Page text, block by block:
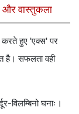
और वास्तुकला
करते हुए 'एक्स' पर
है। सफलता वही
विलम्बिनो घनाः।